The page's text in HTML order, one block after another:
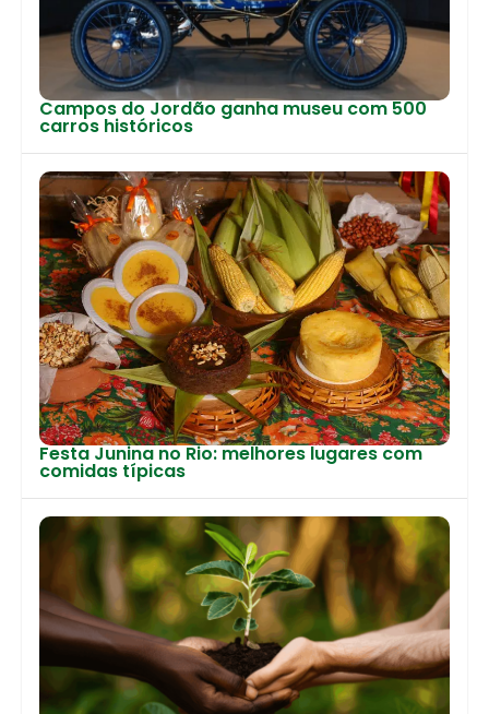
Campos do Jordão ganha museu com 500
carros históricos
Festa Junina no Rio: melhores lugares com
comidas típicas